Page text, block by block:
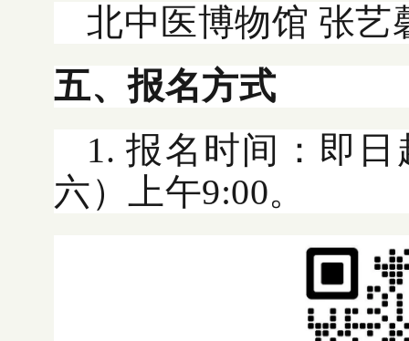
北中医博物馆 张艺
五、报名方式
1. 报名时间：即日
六）上午9:00。